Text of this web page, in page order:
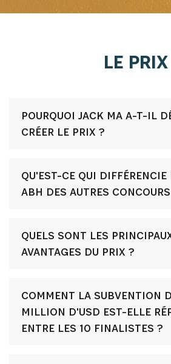
LE PRIX
POURQUOI JACK MA A-T-IL
CRÉER LE PRIX ?
QU'EST-CE QUI DIFFÉRENCIE
ABH DES AUTRES
QUELS SONT LES
AVANTAGES DU PRIX ?
COMMENT LA SUBVENTION
MILLION D'USD EST-ELLE
ENTRE LES 10 FINALISTES ?